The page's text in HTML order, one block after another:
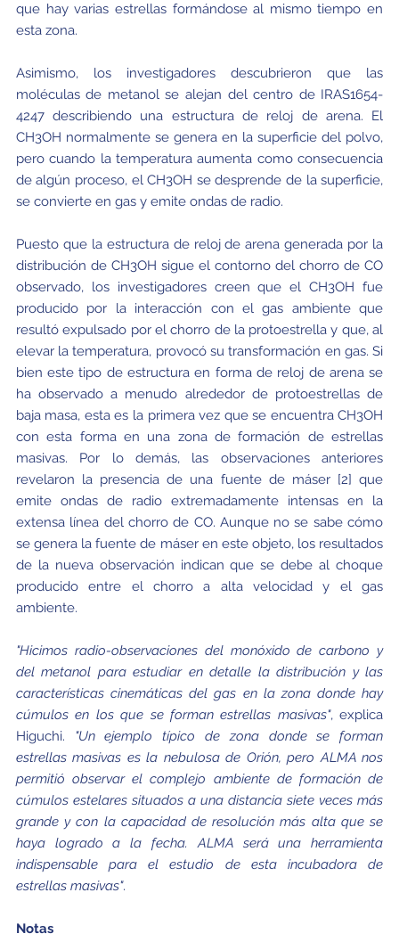
que hay varias estrellas formándose al mismo tiempo en
esta zona.
Asimismo, los investigadores descubrieron que las
moléculas de metanol se alejan del centro de IRAS1654-
4247 describiendo una estructura de reloj de arena. El
CH3OH normalmente se genera en la superficie del polvo,
pero cuando la temperatura aumenta como consecuencia
de algún proceso, el CH3OH se desprende de la superficie,
se convierte en gas y emite ondas de radio.
Puesto que la estructura de reloj de arena generada por la
distribución de CH3OH sigue el contorno del chorro de CO
observado, los investigadores creen que el CH3OH fue
producido por la interacción con el gas ambiente que
resultó expulsado por el chorro de la protoestrella y que, al
elevar la temperatura, provocó su transformación en gas. Si
bien este tipo de estructura en forma de reloj de arena se
ha observado a menudo alrededor de protoestrellas de
baja masa, esta es la primera vez que se encuentra CH3OH
con esta forma en una zona de formación de estrellas
masivas. Por lo demás, las observaciones anteriores
revelaron la presencia de una fuente de máser [2] que
emite ondas de radio extremadamente intensas en la
extensa línea del chorro de CO. Aunque no se sabe cómo
se genera la fuente de máser en este objeto, los resultados
de la nueva observación indican que se debe al choque
producido entre el chorro a alta velocidad y el gas
ambiente.
"Hicimos radio-observaciones del monóxido de carbono y
del metanol para estudiar en detalle la distribución y las
características cinemáticas del gas en la zona donde hay
cúmulos en los que se forman estrellas masivas", explica
Higuchi. "Un ejemplo típico de zona donde se forman
estrellas masivas es la nebulosa de Orión, pero ALMA nos
permitió observar el complejo ambiente de formación de
cúmulos estelares situados a una distancia siete veces más
grande y con la capacidad de resolución más alta que se
haya logrado a la fecha. ALMA será una herramienta
indispensable para el estudio de esta incubadora de
estrellas masivas".
Notas